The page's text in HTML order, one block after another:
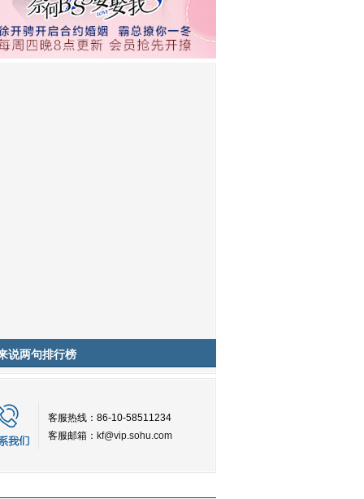
说两句排行榜
客服热线：86-10-58511234
客服邮箱： kf@vip.sohu.com